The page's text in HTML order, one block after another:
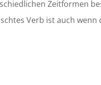
Zeitformen
Verb ist auch